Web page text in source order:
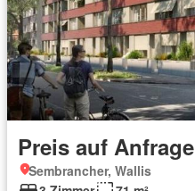
Preis auf Anfrage
Sembrancher, Wallis